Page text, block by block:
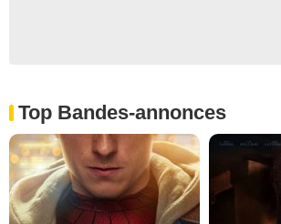
Top Bandes-annonces